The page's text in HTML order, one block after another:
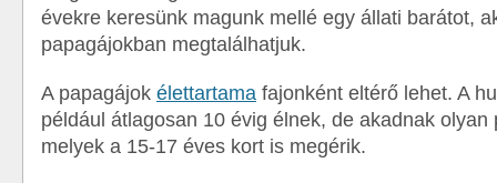
évekre keresünk magunk mellé egy állati barátot,
papagájokban megtalálhatjuk.
A papagájok élettartama fajonként eltérő lehet. A
például átlagosan 10 évig élnek, de akadnak olyan
melyek a 15-17 éves kort is megérik.